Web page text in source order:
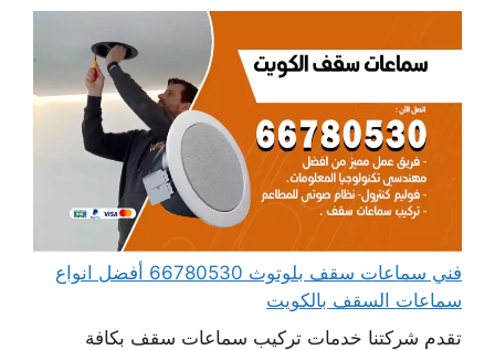
فني سماعات سقف بلوتوث 66780530 أفضل انواع
سماعات السقف بالكويت
تقدم شركتنا خدمات تركيب سماعات سقف بكافة